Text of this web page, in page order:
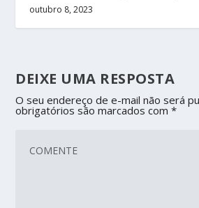
outubro 8, 2023
DEIXE UMA RESPOSTA
O seu endereço de e-mail não será
obrigatórios são marcados com*